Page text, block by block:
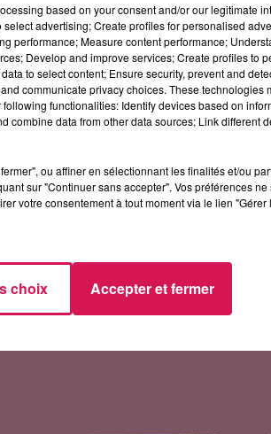
la 4ème édition de leur
Chroniques Maudites». C’est un
théâtre vivant, avec des
une expérience qu’on nous
(15h30 → 17h00) :
des Profanés (18h30 →
cliquant ici!
based on your consent and/or our legitimate
advertising; Create profiles for personalised
performance; Measure content performance;
Develop and improve services; Create profiles to
to select content; Ensure security, prevent and
communicate privacy choices. These technologies
functionalities: Identify devices based on
combine data from other data sources; Link different
ou affiner en sélectionnant les finalités et/ou
sur "Continuer sans accepter". Vos préférences
votre consentement à tout moment via le lien
choix Accepter et fermer